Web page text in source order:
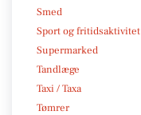
Smed
Sport og fritidsaktivitet
Supermarked
Tandlæge
Taxi / Taxa
Tømrer